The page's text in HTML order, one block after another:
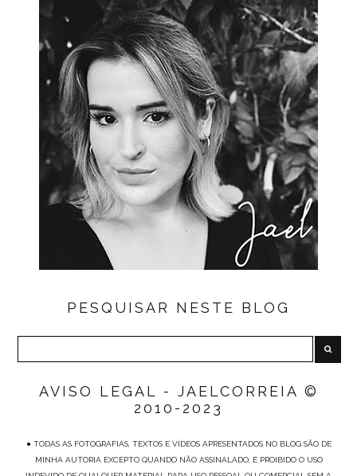
PESQUISAR NESTE BLOG
AVISO LEGAL - JAELCORREIA ©
2010-2023
● TODAS AS FOTOGRAFIAS, TEXTOS E VÍDEOS APRESENTADOS NO BLOG SÃO DE
MINHA AUTORIA EXCEPTO QUANDO NÃO ASSINALADO, É PROIBIDO O USO